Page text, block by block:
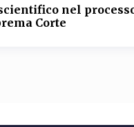
nel
Corte